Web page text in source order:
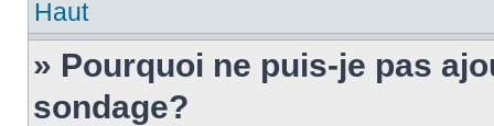
Haut
» Pourquoi ne puis-je pas
sondage?